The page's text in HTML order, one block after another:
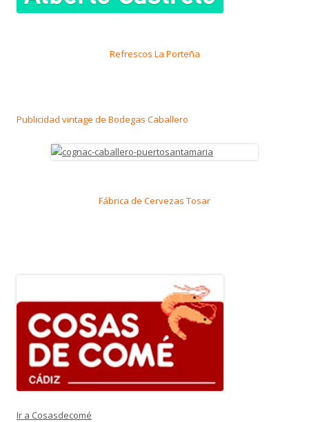
Refrescos La Porteña
Publicidad vintage de Bodegas Caballero
Fábrica de Cervezas Tosar
Ir a Cosasdecomé